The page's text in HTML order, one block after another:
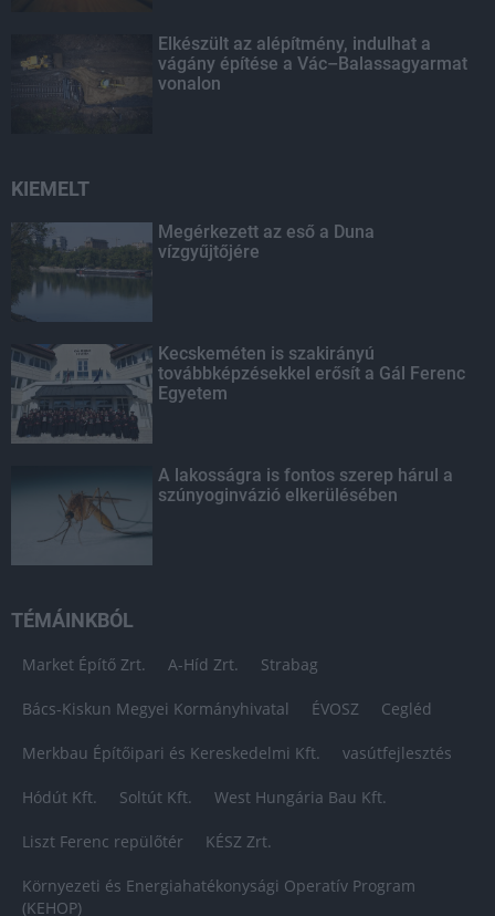
Elkészült az alépítmény, indulhat a
vágány építése a Vác–Balassagyarmat
vonalon
KIEMELT
Megérkezett az eső a Duna
vízgyűjtőjére
Kecskeméten is szakirányú
továbbképzésekkel erősít a Gál Ferenc
Egyetem
A lakosságra is fontos szerep hárul a
szúnyoginvázió elkerülésében
TÉMÁINKBÓL
Market Építő Zrt. A-Híd Zrt. Strabag
Bács-Kiskun Megyei Kormányhivatal ÉVOSZ Cegléd
Merkbau Építőipari és Kereskedelmi Kft. vasútfejlesztés
Hódút Kft. Soltút Kft. West Hungária Bau Kft.
Liszt Ferenc repülőtér KÉSZ Zrt.
Környezeti és Energiahatékonysági Operatív Program
(KEHOP)